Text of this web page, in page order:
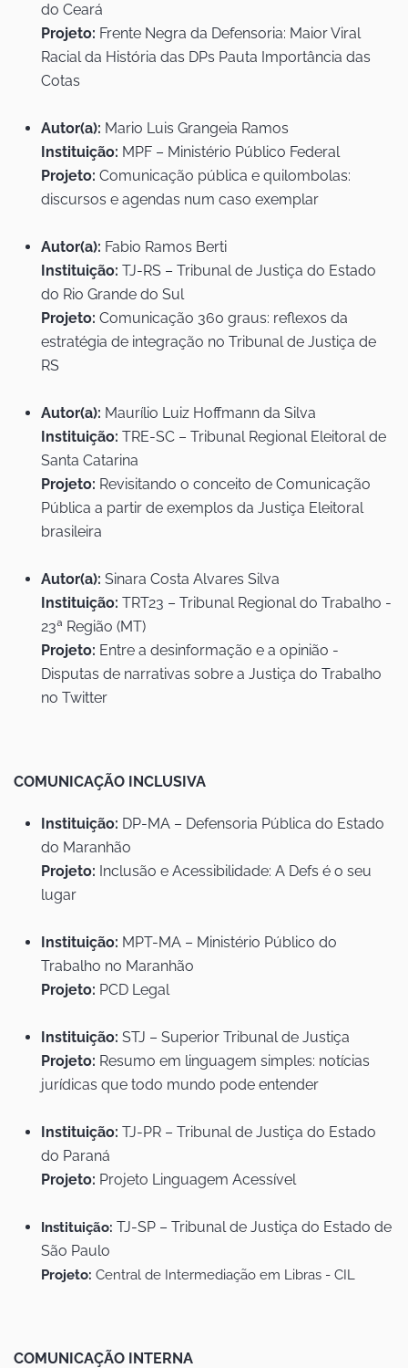
do Ceará
Projeto: Frente Negra da Defensoria: Maior Viral
Racial da História das DPs Pauta Importância das
Cotas
Autor(a): Mario Luis Grangeia Ramos
Instituição: MPF – Ministério Público Federal
Projeto: Comunicação pública e quilombolas:
discursos e agendas num caso exemplar
Autor(a): Fabio Ramos Berti
Instituição: TJ-RS – Tribunal de Justiça do Estado
do Rio Grande do Sul
Projeto: Comunicação 360 graus: reflexos da
estratégia de integração no Tribunal de Justiça de
RS
Autor(a): Maurílio Luiz Hoffmann da Silva
Instituição: TRE-SC – Tribunal Regional Eleitoral de
Santa Catarina
Projeto: Revisitando o conceito de Comunicação
Pública a partir de exemplos da Justiça Eleitoral
brasileira
Autor(a): Sinara Costa Alvares Silva
Instituição: TRT23 – Tribunal Regional do Trabalho -
23ª Região (MT)
Projeto: Entre a desinformação e a opinião -
Disputas de narrativas sobre a Justiça do Trabalho
no Twitter
COMUNICAÇÃO INCLUSIVA
Instituição: DP-MA – Defensoria Pública do Estado
do Maranhão
Projeto: Inclusão e Acessibilidade: A Defs é o seu
lugar
Instituição: MPT-MA – Ministério Público do
Trabalho no Maranhão
Projeto: PCD Legal
Instituição: STJ – Superior Tribunal de Justiça
Projeto: Resumo em linguagem simples: notícias
jurídicas que todo mundo pode entender
Instituição: TJ-PR – Tribunal de Justiça do Estado
do Paraná
Projeto: Projeto Linguagem Acessível
Instituição: TJ-SP – Tribunal de Justiça do Estado de
São Paulo
Projeto: Central de Intermediação em Libras - CIL
COMUNICAÇÃO INTERNA